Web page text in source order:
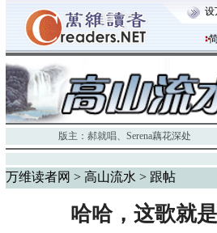
设
版主： 郝就唱、 Serena藕花深处
万维读者网 > 高山流水 > 跟帖
哈哈，这歌就